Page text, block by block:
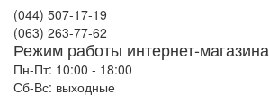
(044) 507-17-19
(063) 263-77-62
Режим работы интернет-магазина
Пн-Пт: 10:00 - 18:00
Сб-Вс: выходные